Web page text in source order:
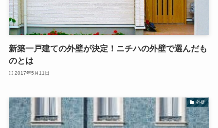
新築一戸建ての外壁が決定！ニチハの外壁で選んだも
のとは
2017年5月11日
外壁